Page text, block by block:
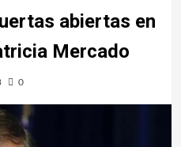
abiertas en
Mercado
0